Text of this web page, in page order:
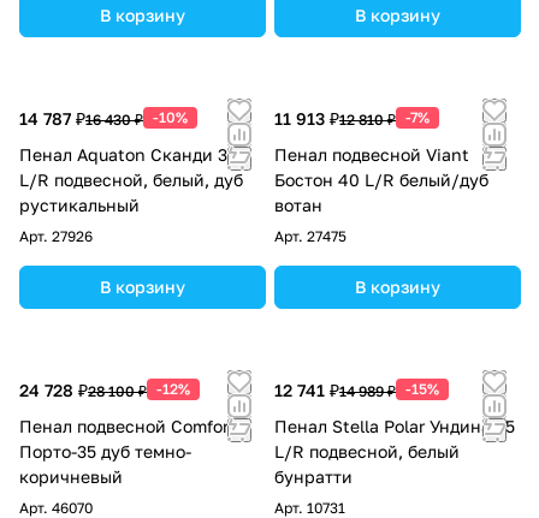
В корзину В корзину
14 787 ₽16 430 ₽ -10%
Пенал Aquaton Сканди 30
L/R подвесной, белый, дуб
рустикальный
Арт. 27926
В корзину
11 913 ₽12 810 ₽ -7%
Пенал подвесной Viant
Бостон 40 L/R белый/дуб
вотан
Арт. 27475
В корзину
24 728 ₽28 100 ₽ -12%
Пенал подвесной Comforty
Порто-35 дуб темно-
коричневый
Арт. 46070
12 741 ₽14 989 ₽ -15%
Пенал Stella Polar Ундина 35
L/R подвесной, белый
бунратти
Арт. 10731